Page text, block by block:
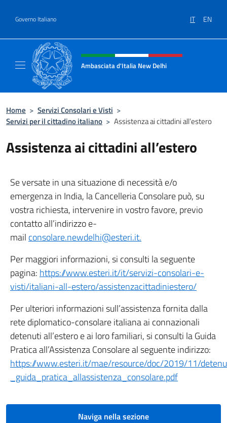
Governo Italiano IT EN
Intestazione sito, social e menù
Ambasciata d'Italia New Delhi
Home > Servizi Consolari e Visti >
Servizi per il cittadino italiano > Assistenza ai cittadini all’estero
Assistenza ai cittadini all’estero
Se versate in una situazione di necessità e/o
emergenza in India, la Cancelleria Consolare può, su
vostra richiesta, intervenire in vostro favore, previo
contatto all’indirizzo e-
mail consolare.newdelhi@esteri.it.
Per maggiori informazioni, si consulti la seguente
pagina: https://www.esteri.it/it/servizi-consolari-e-
visti/italiani-all-estero/assistenzacittadiniestero/
Per ulteriori informazioni sull’assistenza fornita dalla
rete diplomatico-consolare italiana ai connazionali
detenuti all’estero e ai loro familiari, si consulti la Guida
Pratica all’Assistenza Consolare al seguente indirizzo:
https://www.esteri.it/mae/resource/doc/2019/11/
_guida_pratica_allassistenza_consolare.pdf
Naviga nella sezione